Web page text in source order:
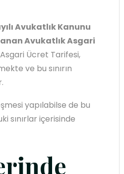
Avukatlık Kanunu
Avukatlık Asgari
Ücret Tarifesi,
ve bu sınırın
yapılabilse de bu
sınırlar içerisinde